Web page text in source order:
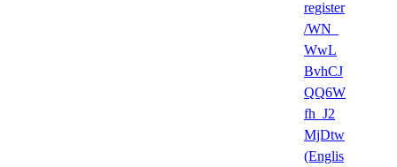
register
/WN_
WwL
BvhCJ
QQ6W
fh_J2
MjDtw
(Englis